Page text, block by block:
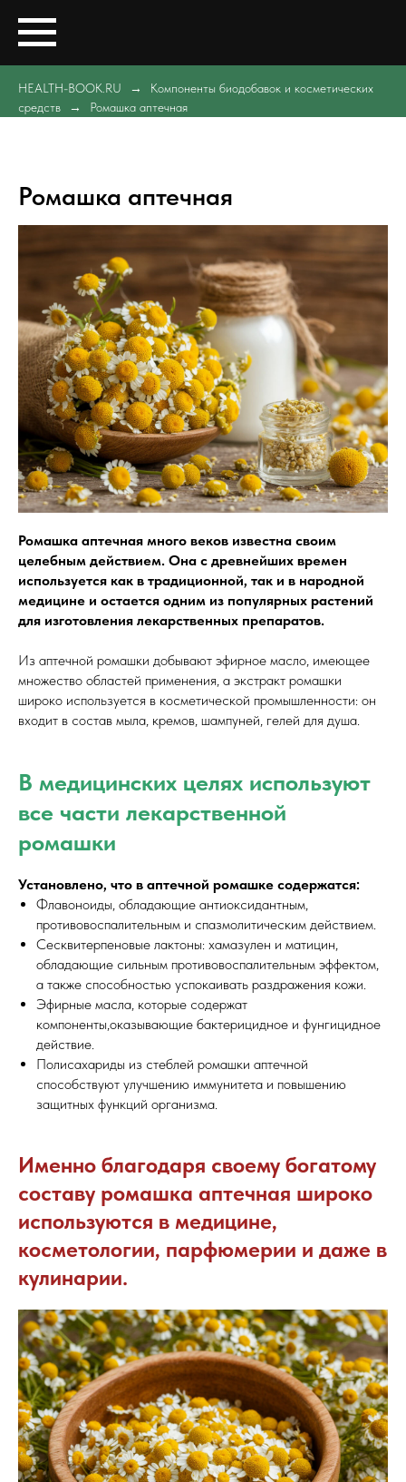
HEALTH-BOOK.RU
Компоненты биодобавок и косметических
средств
Ромашка аптечная
Ромашка аптечная
Ромашка аптечная много веков известна своим
целебным действием. Она с древнейших времен
используется как в традиционной, так и в народной
медицине и остается одним из популярных растений
для изготовления лекарственных препаратов.
Из аптечной ромашки добывают эфирное масло, имеющее
множество областей применения, а экстракт ромашки
широко используется в косметической промышленности: он
входит в состав мыла, кремов, шампуней, гелей для душа.
В медицинских целях используют
все части лекарственной
ромашки
Установлено, что в аптечной ромашке содержатся:
Флавоноиды, обладающие антиоксидантным,
противовоспалительным и спазмолитическим действием.
Сесквитерпеновые лактоны: хамазулен и матицин,
обладающие сильным противовоспалительным эффектом,
а также способностью успокаивать раздражения кожи.
Эфирные масла, которые содержат
компоненты,оказывающие бактерицидное и фунгицидное
действие.
Полисахариды из стеблей ромашки аптечной
способствуют улучшению иммунитета и повышению
защитных функций организма.
Именно благодаря своему богатому
составу ромашка аптечная широко
используются в медицине,
косметологии, парфюмерии и даже в
кулинарии.